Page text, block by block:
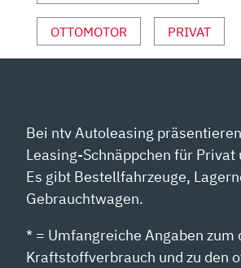
OTTOMOTOR PRIVAT
Bei ntv Autoleasing
Leasing-Schnäppchen für Privat
Es gibt Bestellfahrzeuge,
Gebrauchtwagen.
* = Umfangreiche Angaben zum
Kraftstoffverbrauch und zu den